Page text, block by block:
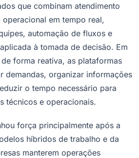
que combinam atendimento
em tempo real,
automação de fluxos e
à tomada de decisão. Em
forma reativa, as plataformas
demandas, organizar informações
o tempo necessário para
técnicos e operacionais.
força principalmente após a
híbridos de trabalho e da
manterem operações